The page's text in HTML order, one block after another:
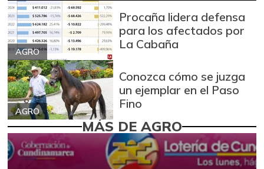
AGRO
Procaña lidera defensa
para los afectados por
La Cabaña
AGRO
Conozca cómo se juzga
un ejemplar en el Paso
Fino
MÁS DE AGRO